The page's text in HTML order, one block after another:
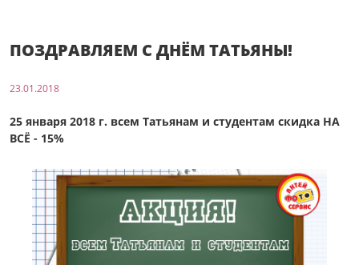
ПОЗДРАВЛЯЕМ С ДНЁМ ТАТЬЯНЫ!
23.01.2018
25 января 2018 г. всем Татьянам и студентам скидка НА
ВСЁ - 15%